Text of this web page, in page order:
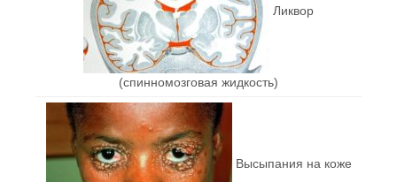
Ликвор
(спинномозговая жидкость)
Высыпания на коже